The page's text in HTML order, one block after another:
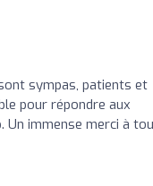
sympas, patients et
pour répondre aux
Un immense merci à